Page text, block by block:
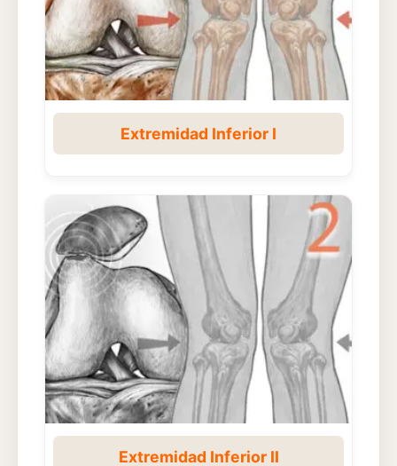
Extremidad Inferior I
Extremidad Inferior II